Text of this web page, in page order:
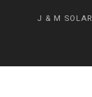
J & M SOLAR